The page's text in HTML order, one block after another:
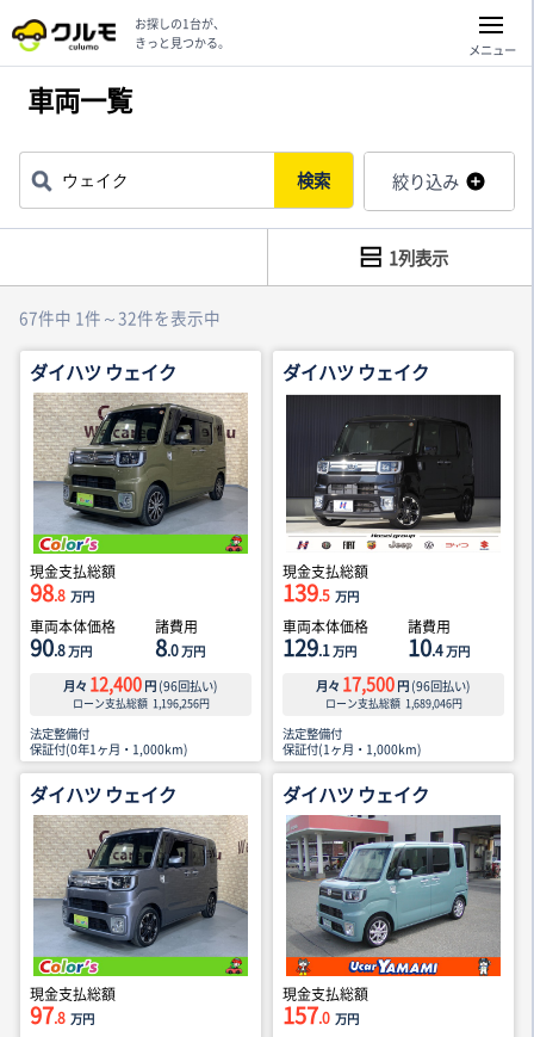
お探しの1台が、
きっと見つかる。
メニュー
車両一覧
検索 絞り込み
67件中 1件～32件を表示中
1列表示
ダイハツ ウェイク
現金支払総額
98.8 万円
車両本体価格
90.8万円
諸費用
8.0万円
月々 12,400 円 (96回払い)
ローン支払総額 1,196,256円
法定整備付
保証付(0年1ヶ月・1,000km)
ダイハツ ウェイク
現金支払総額
139.5 万円
車両本体価格
129.1万円
諸費用
10.4万円
月々 17,500 円 (96回払い)
ローン支払総額 1,689,046円
法定整備付
保証付(1ヶ月・1,000km)
ダイハツ ウェイク
現金支払総額
97.8 万円
ダイハツ ウェイク
現金支払総額
157.0 万円